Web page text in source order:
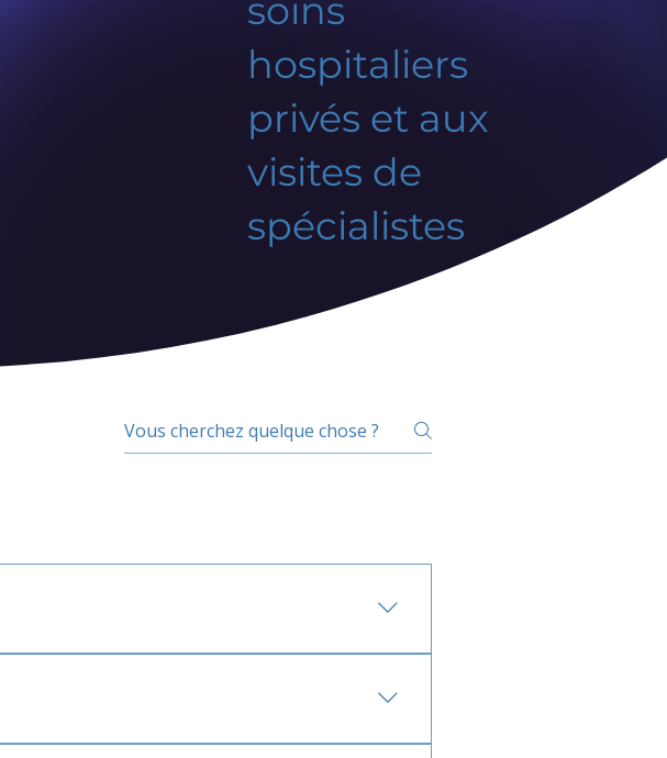
soins
hospitaliers
privés et aux
visites de
spécialistes